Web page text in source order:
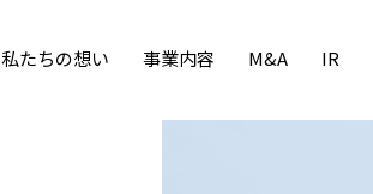
私たちの想い 事業内容 M&A IR